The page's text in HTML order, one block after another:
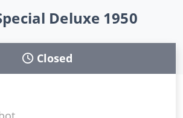
Deluxe 1950
Closed